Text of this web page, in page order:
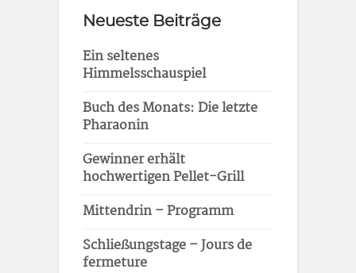
Neueste Beiträge
Ein seltenes
Himmelsschauspiel
Buch des Monats: Die letzte
Pharaonin
Gewinner erhält
hochwertigen Pellet-Grill
Mittendrin – Programm
Schließungstage – Jours de
fermeture